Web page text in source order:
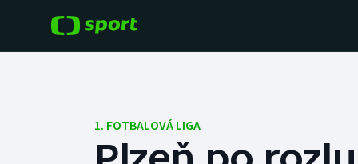
Hokej Baseball a softbal
1. FOTBALOVÁ LIGA